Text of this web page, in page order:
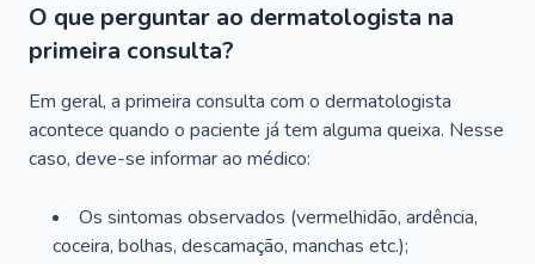
O que perguntar ao dermatologista na
primeira consulta?
Em geral, a primeira consulta com o dermatologista
acontece quando o paciente já tem alguma queixa. Nesse
caso, deve-se informar ao médico:
Os sintomas observados (vermelhidão, ardência,
coceira, bolhas, descamação, manchas etc.);